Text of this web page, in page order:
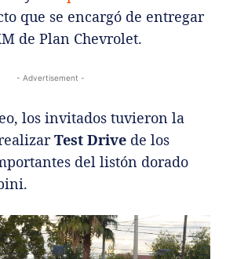
que se encargó de entregar
de Plan Chevrolet.
- Advertisement -
los invitados tuvieron la
Test Drive de los
del listón dorado